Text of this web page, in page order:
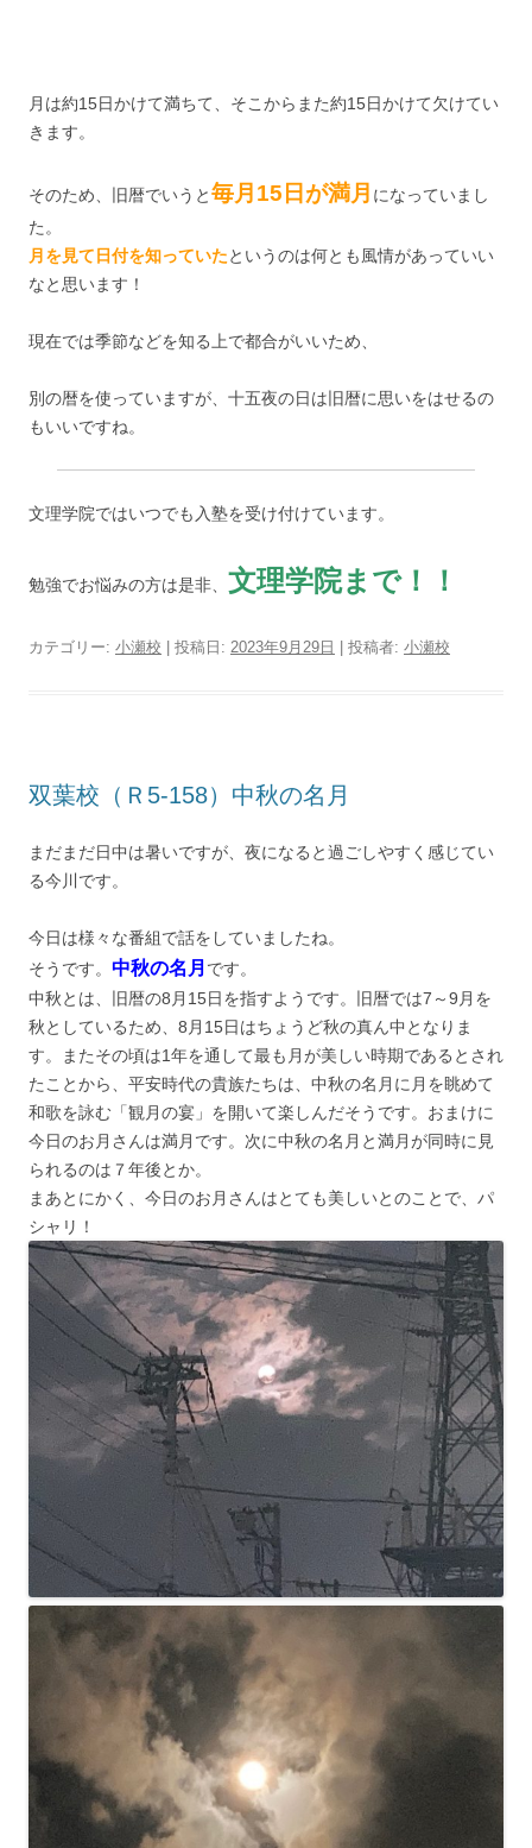
月は約15日かけて満ちて、そこからまた約15日かけて欠けてい
きます。
そのため、旧暦でいうと毎月15日が満月 になっていまし
た。
月を見て日付を知っていたというのは何とも風情があっていい
なと思います！
現在では季節などを知る上で都合がいいため、
別の暦を使っていますが、十五夜の日は旧暦に思いをはせるの
もいいですね。
文理学院ではいつでも入塾を受け付けています。
勉強でお悩みの方は是非、 文理学院まで！！
カテゴリー: 小瀬校 | 投稿日: 2023年9月29日 | 投稿者: 小瀬校
双葉校（Ｒ5-158）中秋の名月
まだまだ日中は暑いですが、夜になると過ごしやすく感じてい
る今川です。
今日は様々な番組で話をしていましたね。
そうです。 中秋の名月 です。
中秋とは、旧暦の8月15日を指すようです。旧暦では7～9月を
秋としているため、8月15日はちょうど秋の真ん中となりま
す。またその頃は1年を通して最も月が美しい時期であるとされ
たことから、平安時代の貴族たちは、中秋の名月に月を眺めて
和歌を詠む「観月の宴」を開いて楽しんだそうです。おまけに
今日のお月さんは満月です。次に中秋の名月と満月が同時に見
られるのは７年後とか。
まあとにかく、今日のお月さんはとても美しいとのことで、パ
シャリ！